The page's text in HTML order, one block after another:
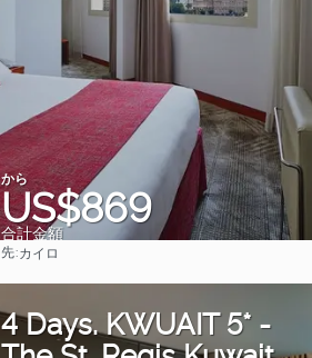
から
US$869
合計金額
先:カイロ
4 Days. KWUAIT 5* -